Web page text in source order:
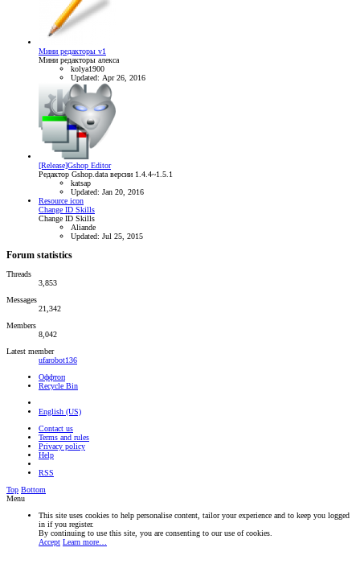
Мини редакторы v1
Мини редакторы алекса
kolya1900
Updated: Apr 26, 2016
[Release]Gshop Editor
Редактор Gshop.data версии 1.4.4~1.5.1
katsap
Updated: Jan 20, 2016
Resource icon
Change ID Skills
Change ID Skills
Aliande
Updated: Jul 25, 2015
Forum statistics
Threads
3,853
Messages
21,342
Members
8,042
Latest member
ufarobot136
Оффтоп
Recycle Bin
English (US)
Contact us
Terms and rules
Privacy policy
Help
RSS
Top Bottom
Menu
This site uses cookies to help personalise content, tailor your experience and to keep you logged
in if you register.
By continuing to use this site, you are consenting to our use of cookies.
Accept Learn more…